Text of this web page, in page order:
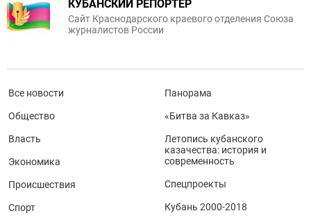
КУБАНСКИЙ РЕПОРТЕР
Сайт Краснодарского краевого отделения Союза
журналистов России
Все новости
Общество
Власть
Экономика
Происшествия
Спорт
Панорама
«Битва за Кавказ»
Летопись кубанского
казачества: история и
современность
Спецпроекты
Кубань 2000-2018